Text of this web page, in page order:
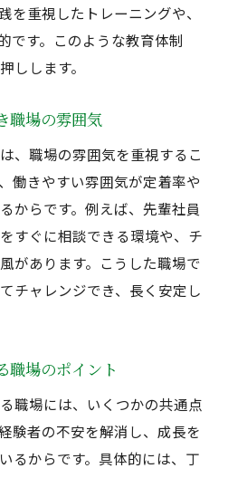
を重視したトレーニングや、
です。このような教育体制
しします。
職場の雰囲気
、職場の雰囲気を重視するこ
働きやすい雰囲気が定着率や
からです。例えば、先輩社員
すぐに相談できる環境や、チ
があります。こうした職場で
チャレンジでき、長く安定し
職場のポイント
職場には、いくつかの共通点
験者の不安を解消し、成長を
るからです。具体的には、丁